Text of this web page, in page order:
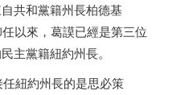
共和黨籍州長柏德基
以來，葛謨已經是第三位
主黨籍紐約州長。
紐約州長的是思必策